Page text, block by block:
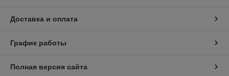
Доставка и оплата
График работы
Полная версия сайта